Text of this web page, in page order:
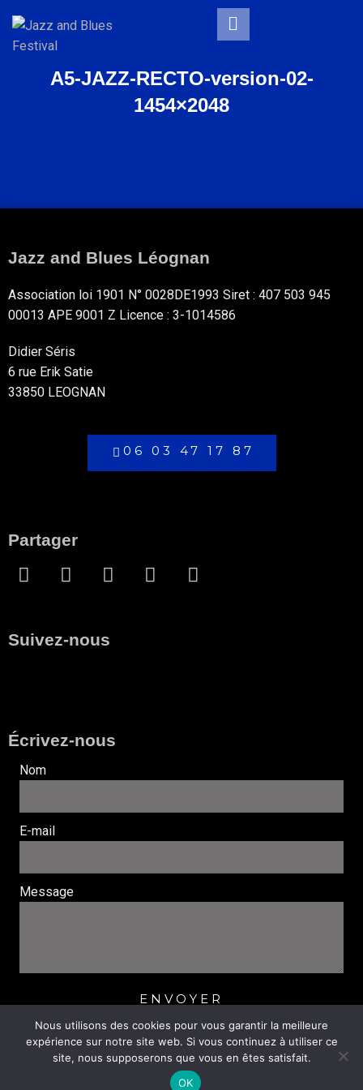
A5-JAZZ-RECTO-version-02-
1454×2048
Jazz and Blues Léognan
Association loi 1901 N° 0028DE1993 Siret : 407 503 945
00013 APE 9001 Z Licence : 3-1014586
Didier Séris
6 rue Erik Satie
33850 LEOGNAN
06 03 47 17 87
Partager
Écrivez-nous
Nom
E-mail
Message
ENVOYER
Suivez-nous
© 2022 Jazz and Blues Léognan. tous droits réservés. |
Réalisation Nouveausoft.com|Mentions légales
Politique de confidentialité
Nous utilisons des cookies pour vous garantir la meilleure
expérience sur notre site web. Si vous continuez à utiliser ce
site, nous supposerons que vous en êtes satisfait.
OK